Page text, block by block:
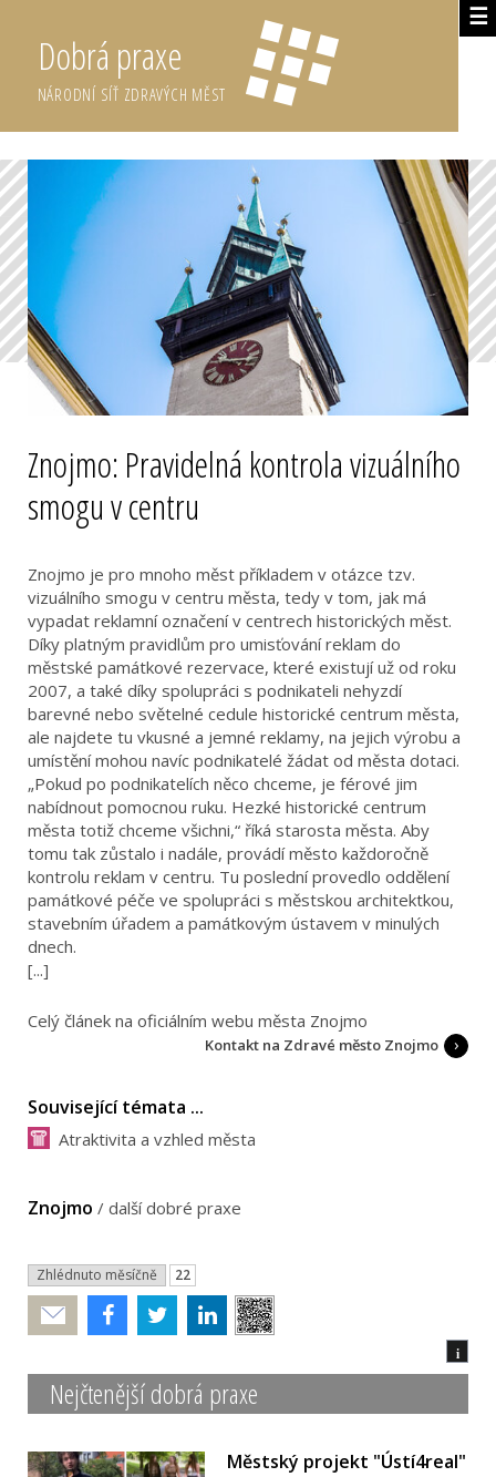
☰
Dobrá praxe
NÁRODNÍ SÍŤ ZDRAVÝCH MĚST
Znojmo: Pravidelná kontrola vizuálního
smogu v centru
Znojmo je pro mnoho měst příkladem v otázce tzv.
vizuálního smogu v centru města, tedy v tom, jak má
vypadat reklamní označení v centrech historických měst.
Díky platným pravidlům pro umisťování reklam do
městské památkové rezervace, které existují už od roku
2007, a také díky spolupráci s podnikateli nehyzdí
barevné nebo světelné cedule historické centrum města,
ale najdete tu vkusné a jemné reklamy, na jejich výrobu a
umístění mohou navíc podnikatelé žádat od města dotaci.
„Pokud po podnikatelích něco chceme, je férové jim
nabídnout pomocnou ruku. Hezké historické centrum
města totiž chceme všichni,“ říká starosta města. Aby
tomu tak zůstalo i nadále, provádí město každoročně
kontrolu reklam v centru. Tu poslední provedlo oddělení
památkové péče ve spolupráci s městskou architektkou,
stavebním úřadem a památkovým ústavem v minulých
dnech.
[...]
Celý článek na oficiálním webu města Znojmo
Kontakt na Zdravé město Znojmo
Související témata ...
Atraktivita a vzhled města
Znojmo / další dobré praxe
Zhlédnuto měsíčně 22
Poslat
i
Nejčtenější dobrá praxe
Městský projekt "Ústí4real"